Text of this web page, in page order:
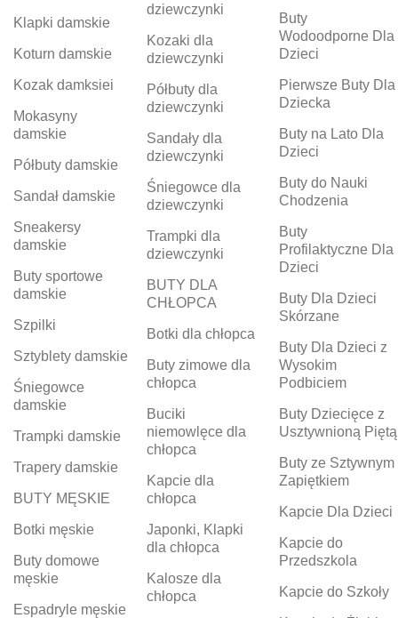
Klapki damskie
Koturn damskie
Kozak damksiei
Mokasyny
damskie
Półbuty damskie
Sandał damskie
Sneakersy
damskie
Buty sportowe
damskie
Szpilki
Sztyblety damskie
Śniegowce
damskie
Trampki damskie
Trapery damskie
BUTY MĘSKIE
Botki męskie
Buty domowe
męskie
Espadryle męskie
dziewczynki
Kozaki dla
dziewczynki
Półbuty dla
dziewczynki
Sandały dla
dziewczynki
Śniegowce dla
dziewczynki
Trampki dla
dziewczynki
BUTY DLA
CHŁOPCA
Botki dla chłopca
Buty zimowe dla
chłopca
Buciki
niemowlęce dla
chłopca
Kapcie dla
chłopca
Japonki, Klapki
dla chłopca
Kalosze dla
chłopca
Buty
Wodoodporne Dla
Dzieci
Pierwsze Buty Dla
Dziecka
Buty na Lato Dla
Dzieci
Buty do Nauki
Chodzenia
Buty
Profilaktyczne Dla
Dzieci
Buty Dla Dzieci
Skórzane
Buty Dla Dzieci z
Wysokim
Podbiciem
Buty Dziecięce z
Usztywnioną Piętą
Buty ze Sztywnym
Zapiętkiem
Kapcie Dla Dzieci
Kapcie do
Przedszkola
Kapcie do Szkoły